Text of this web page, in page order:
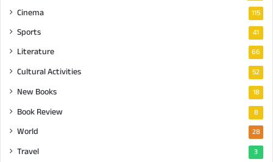
Cinema 115
Sports 41
Literature 66
Cultural Activities 52
New Books 18
Book Review 8
World 28
Travel 3